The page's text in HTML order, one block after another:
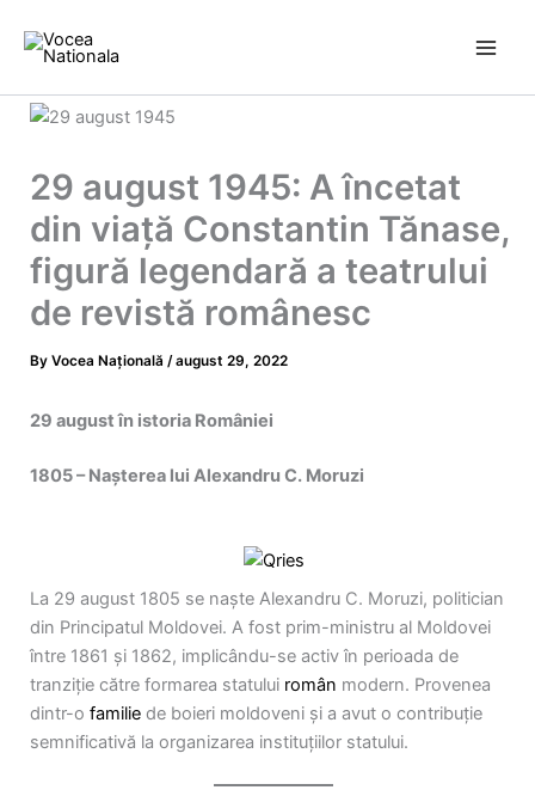
content
29 august 1945: A încetat
din viață Constantin Tănase,
figură legendară a teatrului
de revistă românesc
By Vocea Națională /august 29, 2022
29 august în istoria României
1805 – Nașterea lui Alexandru C. Moruzi
La 29 august 1805 se naște Alexandru C. Moruzi, politician
din Principatul Moldovei. A fost prim-ministru al Moldovei
între 1861 și 1862, implicându-se activ în perioada de
tranziție către formarea statului român modern. Provenea
dintr-o familie de boieri moldoveni și a avut o contribuție
semnificativă la organizarea instituțiilor statului.